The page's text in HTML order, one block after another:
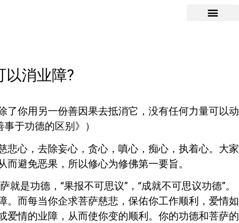
以消业障?
你用另一份善因果去抵消它，没有任何力量可以动
于功德的区别》）
心，去除妄心，贪心，嗔心，痴心，执着心。大家
避免恶果，所以修心为修佛第一要旨。
就是功德， “果报不可思议” ， “成就不可思议功德”。
而每当你企求菩萨慈悲，保佑你工作顺利，爱情如
情的业障，从而使你变的顺利。你的功德和菩萨的